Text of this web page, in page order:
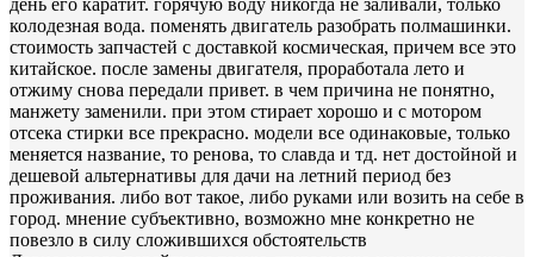
колодезная вода. поменять двигатель разобрать полмашинки.
стоимость запчастей с доставкой космическая, причем все это
китайское. после замены двигателя, проработала лето и
отжиму снова передали привет. в чем причина не понятно,
манжету заменили. при этом стирает хорошо и с мотором
отсека стирки все прекрасно. модели все одинаковые, только
меняется название, то ренова, то славда и тд. нет достойной и
дешевой альтернативы для дачи на летний период без
проживания. либо вот такое, либо руками или возить на себе в
город. мнение субъективно, возможно мне конкретно не
повезло в силу сложившихся обстоятельств